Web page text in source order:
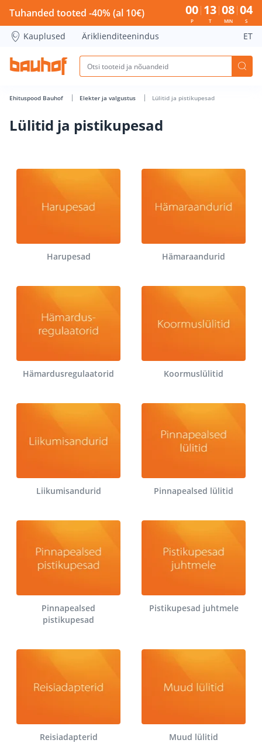
Lülitid ja pistikupesad - Bauhof has loaded
Tuhanded tooted -40% (al 10€) 00
P
13
T
08
MIN
04
S
Kauplused Äriklienditeenindus ET
Ehituspood Bauhof Elekter ja valgustus Lülitid ja pistikupesad
Lülitid ja pistikupesad
Harupesad Hämaraandurid
Hämardusregulaatorid Koormuslülitid
Liikumisandurid Pinnapealsed lülitid
Pinnapealsed
pistikupesad
Pistikupesad juhtmele
Reisiadapterid Muud lülitid